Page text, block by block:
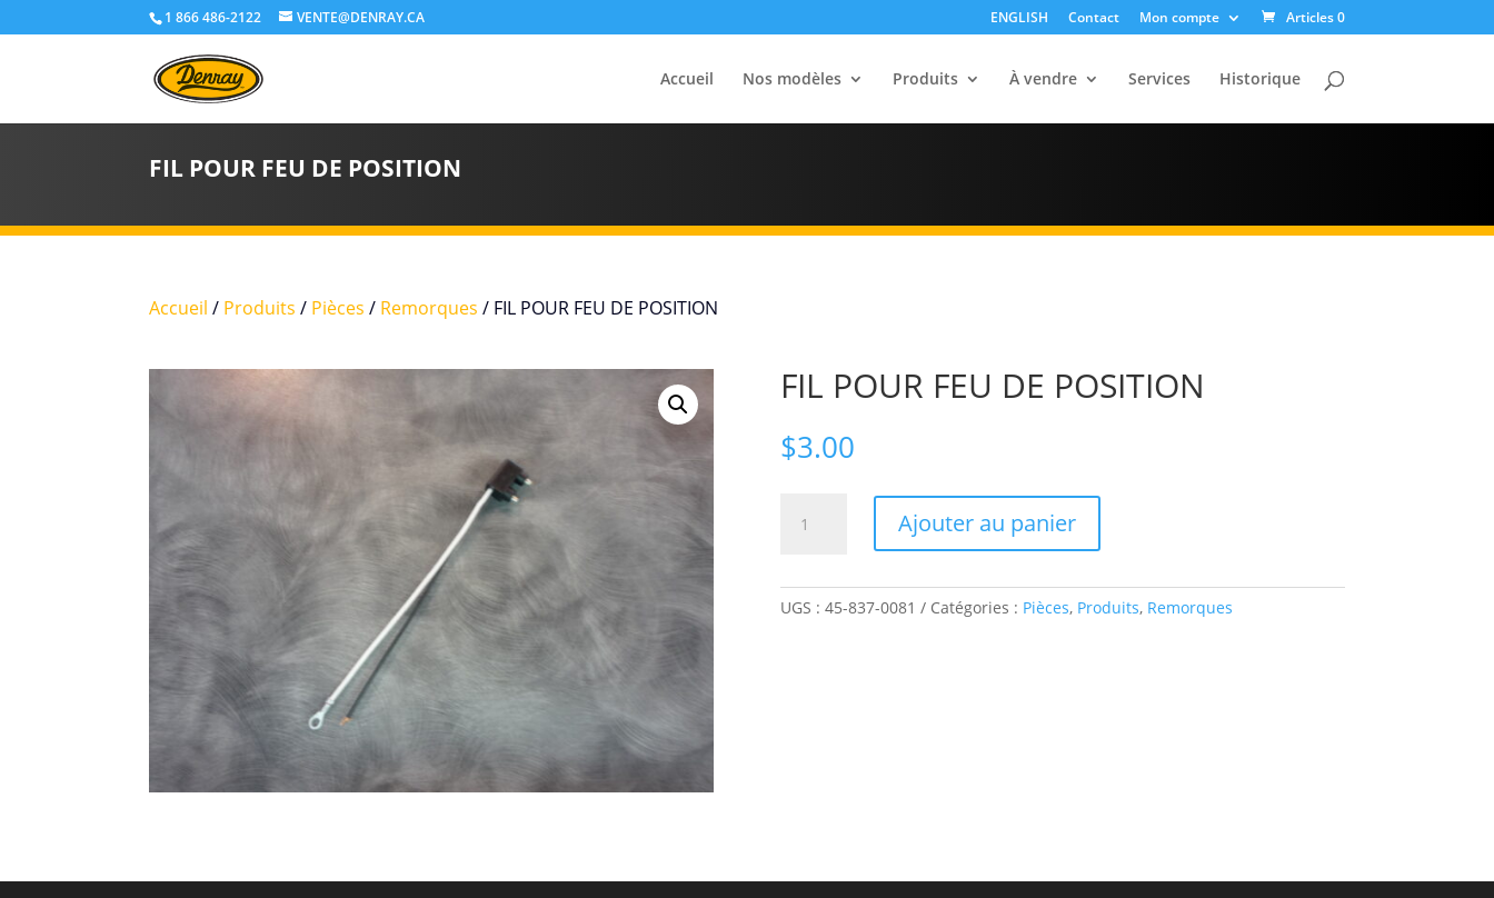
1 866 486-2122 VENTE@DENRAY.CA ENGLISH Contact Mon compte Articles 0
Accueil Nos modèles Produits À vendre Services Historique
FIL POUR FEU DE POSITION
Accueil / Produits / Pièces / Remorques / FIL POUR FEU DE POSITION
FIL POUR FEU DE POSITION
$3.00
FEU
Ajouter au panier
UGS : 45-837-0081 Catégories : Pièces, Produits, Remorques